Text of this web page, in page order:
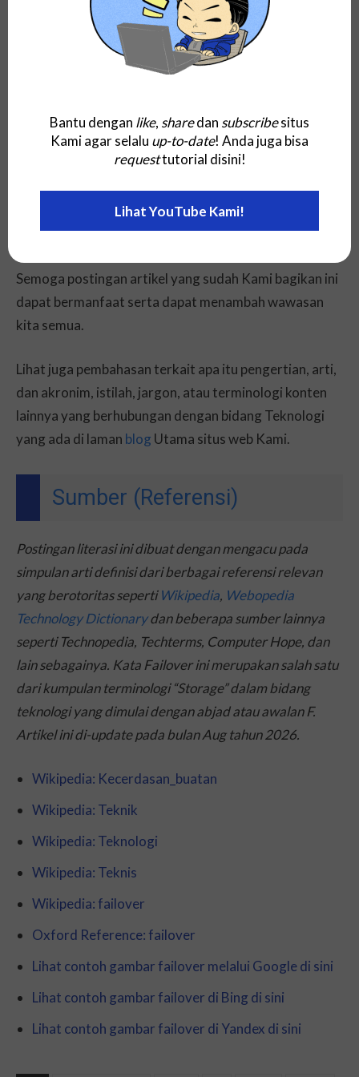
bahasa Jawa dan Sunda); Terminologi =failover
penyimpanan.
Bahasa Malaysia; Terminologi =
Penutup
Baiklah, di atas adalah pembahasan dan penjelasan
tentang apa itu arti dari failover.
Semoga postingan artikel yang sudah Kami bagikan ini
dapat bermanfaat serta dapat menambah wawasan
kita semua.
Lihat juga pembahasan terkait apa itu pengertian, arti,
dan akronim, istilah, jargon, atau terminologi konten
lainnya yang berhubungan dengan bidang Teknologi
yang ada di laman blog Utama situs web Kami.
Sumber (Referensi)
Postingan literasi ini dibuat dengan mengacu pada
simpulan arti definisi dari berbagai referensi relevan
yang berotoritas sepertiWikipedia, Webopedia
Technology Dictionarydan beberapa sumber lainnya
seperti Technopedia, Techterms, Computer Hope, dan
lain sebagainya. Kata Failover ini merupakan salah satu
dari kumpulan terminologi “Storage” dalam bidang
teknologi yang dimulai dengan abjad atau awalan F.
Artikel ini di-updatepada bulan Aug tahun 2026.
Wikipedia: Kecerdasan_buatan
Wikipedia: Teknik
Wikipedia: Teknologi
Wikipedia: Teknis
Wikipedia: failover
Oxford Reference: failover
Lihat contoh gambar failover melalui Google di sini
Lihat contoh gambar failover di Bing di sini
Lihat contoh gambar failover di Yandex di sini
Bantu dengan like, sharedan subscribesitus
Kami agar selalu up-to-date! Anda juga bisa
requesttutorial disini!
Lihat YouTube Kami!